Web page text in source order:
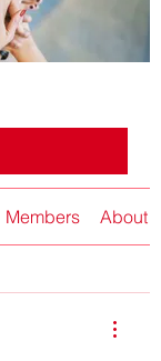
Members About